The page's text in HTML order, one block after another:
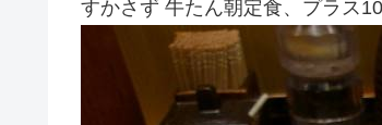
すかさず 牛たん朝定食、プラス